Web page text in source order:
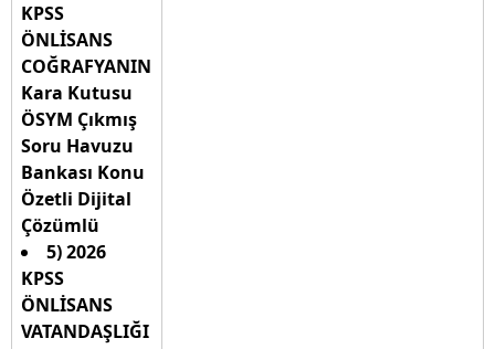
KPSS
ÖNLİSANS
COĞRAFYANIN
Kara Kutusu
ÖSYM Çıkmış
Soru Havuzu
Bankası Konu
Özetli Dijital
Çözümlü
5) 2026
KPSS
ÖNLİSANS
VATANDAŞLIĞI